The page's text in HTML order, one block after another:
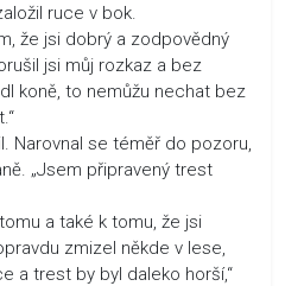
ruce v bok.
že jsi dobrý a zodpovědný
jsi můj rozkaz a bez
koně, to nemůžu nechat bez
Narovnal se téměř do pozoru,
„Jsem připravený trest
a také k tomu, že jsi
zmizel někde v lese,
a trest by byl daleko horší,“